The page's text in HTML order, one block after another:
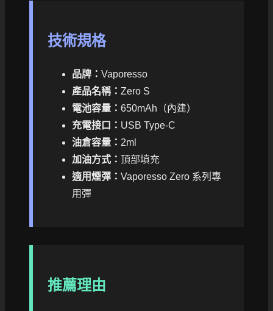
技術規格
品牌： Vaporesso
產品名稱： Zero S
電池容量： 650mAh（內建）
充電接口： USB Type-C
油倉容量： 2ml
加油方式： 頂部填充
適用煙彈： Vaporesso Zero 系列專
用彈
推薦理由